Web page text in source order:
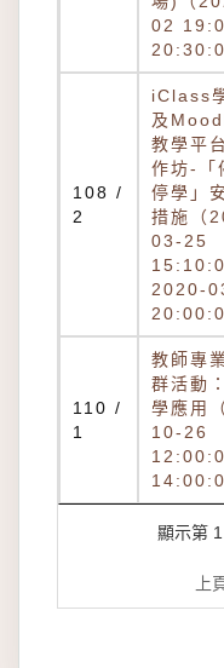
02
108 /
2
iClass
及
教學平
作坊-「
停學」
措施（
03-25
2020-
110 /
1
教師專
群活動
學應用
10-26
顯示第
上